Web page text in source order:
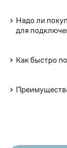
Надо ли
для
Как быстро